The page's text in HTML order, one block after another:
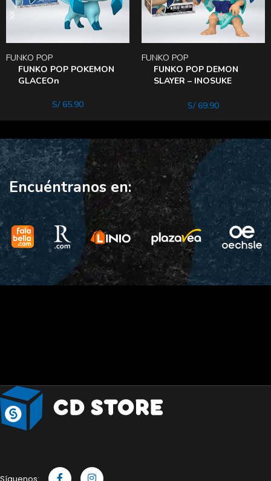
FUNKO POP POKEMON
GLACEOn
FUNKO POP
S/65.90
FUNKO POP DEMON
SLAYER – INOSUKE
FUNKO POP
S/69.90
Encuéntranos en: